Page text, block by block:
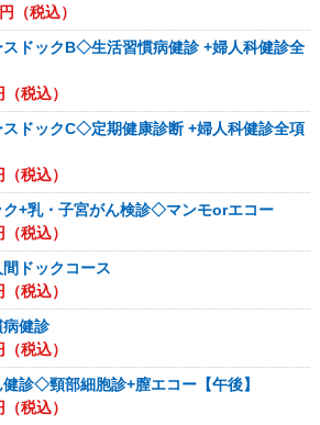
（税込）
スドックB◇生活習慣病健診 +婦人科健診全
（税込）
スドックC◇定期健康診断 +婦人科健診全項
（税込）
ク+乳・子宮がん検診◇マンモorエコー
（税込）
間ドックコース
（税込）
健診
（税込）
診◇頸部細胞診+膣エコー【午後】
（税込）